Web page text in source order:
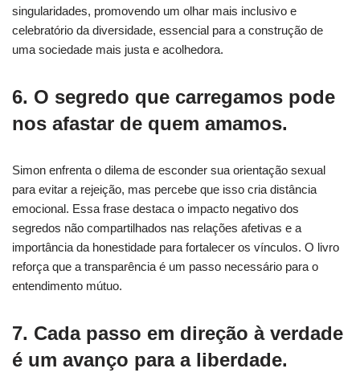
singularidades, promovendo um olhar mais inclusivo e
celebratório da diversidade, essencial para a construção de
uma sociedade mais justa e acolhedora.
6. O segredo que carregamos pode
nos afastar de quem amamos.
Simon enfrenta o dilema de esconder sua orientação sexual
para evitar a rejeição, mas percebe que isso cria distância
emocional. Essa frase destaca o impacto negativo dos
segredos não compartilhados nas relações afetivas e a
importância da honestidade para fortalecer os vínculos. O livro
reforça que a transparência é um passo necessário para o
entendimento mútuo.
7. Cada passo em direção à verdade
é um avanço para a liberdade.